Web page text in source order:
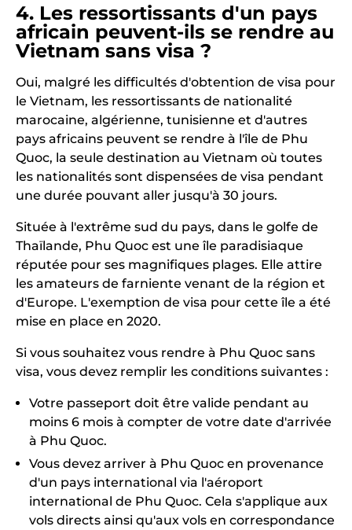
4. Les ressortissants d'un pays
africain peuvent-ils se rendre au
Vietnam sans visa ?
Oui, malgré les difficultés d'obtention de visa pour
le Vietnam, les ressortissants de nationalité
marocaine, algérienne, tunisienne et d'autres
pays africains peuvent se rendre à l'île de Phu
Quoc, la seule destination au Vietnam où toutes
les nationalités sont dispensées de visa pendant
une durée pouvant aller jusqu'à 30 jours.
Située à l'extrême sud du pays, dans le golfe de
Thaïlande, Phu Quoc est une île paradisiaque
réputée pour ses magnifiques plages. Elle attire
les amateurs de farniente venant de la région et
d'Europe. L'exemption de visa pour cette île a été
mise en place en 2020.
Si vous souhaitez vous rendre à Phu Quoc sans
visa, vous devez remplir les conditions suivantes :
Votre passeport doit être valide pendant au
moins 6 mois à compter de votre date d'arrivée
à Phu Quoc.
Vous devez arriver à Phu Quoc en provenance
d'un pays international via l'aéroport
international de Phu Quoc. Cela s'applique aux
vols directs ainsi qu'aux vols en correspondance